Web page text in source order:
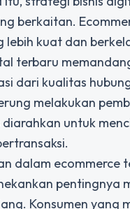
berkaitan.
lebih kuat dan
terbaru
dari kualitas
melakukan
untuk
dalam ecommerce
pentingnya
Konsumen yang